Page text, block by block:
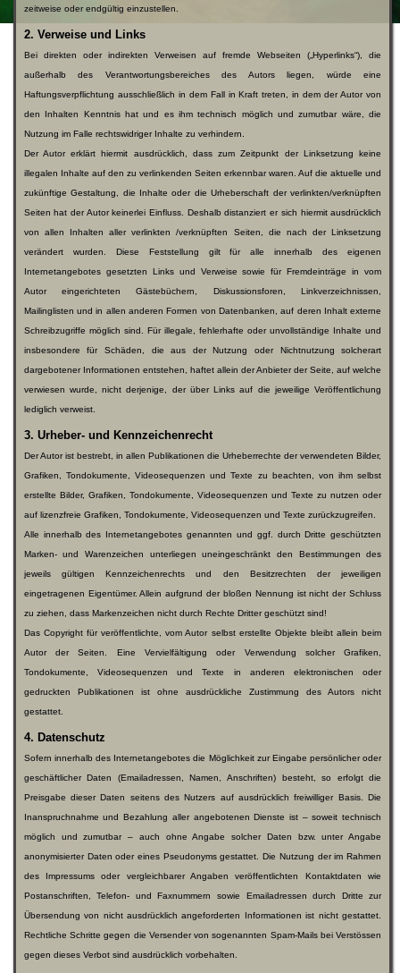
zeitweise oder endgültig einzustellen.
2. Verweise und Links
Bei direkten oder indirekten Verweisen auf fremde Webseiten („Hyperlinks“), die
außerhalb des Verantwortungsbereiches des Autors liegen, würde eine
Haftungsverpflichtung ausschließlich in dem Fall in Kraft treten, in dem der Autor von
den Inhalten Kenntnis hat und es ihm technisch möglich und zumutbar wäre, die
Nutzung im Falle rechtswidriger Inhalte zu verhindern.
Der Autor erklärt hiermit ausdrücklich, dass zum Zeitpunkt der Linksetzung keine
illegalen Inhalte auf den zu verlinkenden Seiten erkennbar waren. Auf die aktuelle und
zukünftige Gestaltung, die Inhalte oder die Urheberschaft der verlinkten/verknüpften
Seiten hat der Autor keinerlei Einfluss. Deshalb distanziert er sich hiermit ausdrücklich
von allen Inhalten aller verlinkten /verknüpften Seiten, die nach der Linksetzung
verändert wurden. Diese Feststellung gilt für alle innerhalb des eigenen
Internetangebotes gesetzten Links und Verweise sowie für Fremdeinträge in vom
Autor eingerichteten Gästebüchern, Diskussionsforen, Linkverzeichnissen,
Mailinglisten und in allen anderen Formen von Datenbanken, auf deren Inhalt externe
Schreibzugriffe möglich sind. Für illegale, fehlerhafte oder unvollständige Inhalte und
insbesondere für Schäden, die aus der Nutzung oder Nichtnutzung solcherart
dargebotener Informationen entstehen, haftet allein der Anbieter der Seite, auf welche
verwiesen wurde, nicht derjenige, der über Links auf die jeweilige Veröffentlichung
lediglich verweist.
3. Urheber- und Kennzeichenrecht
Der Autor ist bestrebt, in allen Publikationen die Urheberrechte der verwendeten Bilder,
Grafiken, Tondokumente, Videosequenzen und Texte zu beachten, von ihm selbst
erstellte Bilder, Grafiken, Tondokumente, Videosequenzen und Texte zu nutzen oder
auf lizenzfreie Grafiken, Tondokumente, Videosequenzen und Texte zurückzugreifen.
Alle innerhalb des Internetangebotes genannten und ggf. durch Dritte geschützten
Marken- und Warenzeichen unterliegen uneingeschränkt den Bestimmungen des
jeweils gültigen Kennzeichenrechts und den Besitzrechten der jeweiligen
eingetragenen Eigentümer. Allein aufgrund der bloßen Nennung ist nicht der Schluss
zu ziehen, dass Markenzeichen nicht durch Rechte Dritter geschützt sind!
Das Copyright für veröffentlichte, vom Autor selbst erstellte Objekte bleibt allein beim
Autor der Seiten. Eine Vervielfältigung oder Verwendung solcher Grafiken,
Tondokumente, Videosequenzen und Texte in anderen elektronischen oder
gedruckten Publikationen ist ohne ausdrückliche Zustimmung des Autors nicht
gestattet.
4. Datenschutz
Sofern innerhalb des Internetangebotes die Möglichkeit zur Eingabe persönlicher oder
geschäftlicher Daten (Emailadressen, Namen, Anschriften) besteht, so erfolgt die
Preisgabe dieser Daten seitens des Nutzers auf ausdrücklich freiwilliger Basis. Die
Inanspruchnahme und Bezahlung aller angebotenen Dienste ist – soweit technisch
möglich und zumutbar – auch ohne Angabe solcher Daten bzw. unter Angabe
anonymisierter Daten oder eines Pseudonyms gestattet. Die Nutzung der im Rahmen
des Impressums oder vergleichbarer Angaben veröffentlichten Kontaktdaten wie
Postanschriften, Telefon- und Faxnummern sowie Emailadressen durch Dritte zur
Übersendung von nicht ausdrücklich angeforderten Informationen ist nicht gestattet.
Rechtliche Schritte gegen die Versender von sogenannten Spam-Mails bei Verstössen
gegen dieses Verbot sind ausdrücklich vorbehalten.